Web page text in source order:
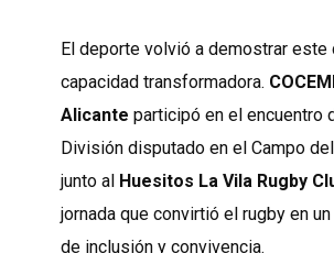
El deporte volvió a demostrar este
capacidad transformadora.
Alicante participó en el encuentro
División disputado en el Campo
junto al Huesitos La Vila Rugby
jornada que convirtió el rugby en
de inclusión y convivencia.